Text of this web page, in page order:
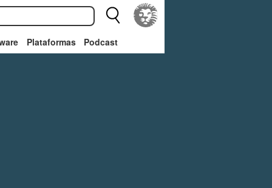
Plataformas Podcast